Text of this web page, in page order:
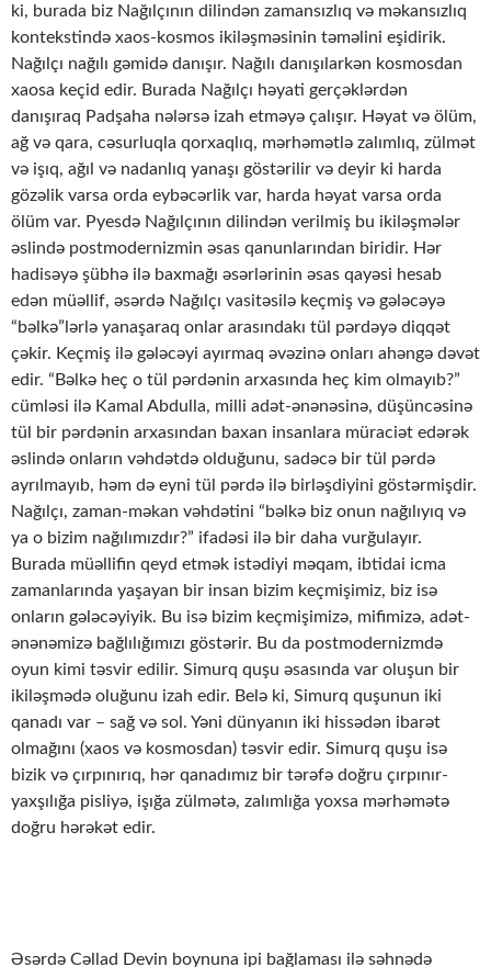
ki, burada biz Nağılçının dilindən zamansızlıq və məkansızlıq
kontekstində xaos-kosmos ikiləşməsinin təməlini eşidirik.
Nağılçı nağılı gəmidə danışır. Nağılı danışılarkən kosmosdan
xaosa keçid edir. Burada Nağılçı həyati gerçəklərdən
danışıraq Padşaha nələrsə izah etməyə çalışır. Həyat və ölüm,
ağ və qara, cəsurluqla qorxaqlıq, mərhəmətlə zalımlıq, zülmət
və işıq, ağıl və nadanlıq yanaşı göstərilir və deyir ki harda
gözəlik varsa orda eybəcərlik var, harda həyat varsa orda
ölüm var. Pyesdə Nağılçının dilindən verilmiş bu ikiləşmələr
əslində postmodernizmin əsas qanunlarından biridir. Hər
hadisəyə şübhə ilə baxmağı əsərlərinin əsas qayəsi hesab
edən müəllif, əsərdə Nağılçı vasitəsilə keçmiş və gələcəyə
“bəlkə”lərlə yanaşaraq onlar arasındakı tül pərdəyə diqqət
çəkir. Keçmiş ilə gələcəyi ayırmaq əvəzinə onları ahəngə dəvət
edir. “Bəlkə heç o tül pərdənin arxasında heç kim olmayıb?”
cümləsi ilə Kamal Abdulla, milli adət-ənənəsinə, düşüncəsinə
tül bir pərdənin arxasından baxan insanlara müraciət edərək
əslində onların vəhdətdə olduğunu, sadəcə bir tül pərdə
ayrılmayıb, həm də eyni tül pərdə ilə birləşdiyini göstərmişdir.
Nağılçı, zaman-məkan vəhdətini “bəlkə biz onun nağılıyıq və
ya o bizim nağılımızdır?” ifadəsi ilə bir daha vurğulayır.
Burada müəllifin qeyd etmək istədiyi məqam, ibtidai icma
zamanlarında yaşayan bir insan bizim keçmişimiz, biz isə
onların gələcəyiyik. Bu isə bizim keçmişimizə, mifimizə, adət-
ənənəmizə bağlılığımızı göstərir. Bu da postmodernizmdə
oyun kimi təsvir edilir. Simurq quşu əsasında var oluşun bir
ikiləşmədə oluğunu izah edir. Belə ki, Simurq quşunun iki
qanadı var – sağ və sol. Yəni dünyanın iki hissədən ibarət
olmağını (xaos və kosmosdan) təsvir edir. Simurq quşu isə
bizik və çırpınırıq, hər qanadımız bir tərəfə doğru çırpınır-
yaxşılığa pisliyə, işığa zülmətə, zalımlığa yoxsa mərhəmətə
doğru hərəkət edir.
Əsərdə Cəllad Devin boynuna ipi bağlaması ilə səhnədə